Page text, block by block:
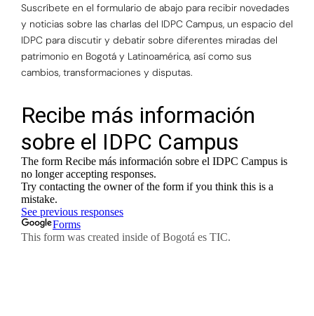
Suscríbete en el formulario de abajo para recibir novedades
y noticias sobre las charlas del IDPC Campus, un espacio del
IDPC para discutir y debatir sobre diferentes miradas del
patrimonio en Bogotá y Latinoamérica, así como sus
cambios, transformaciones y disputas.